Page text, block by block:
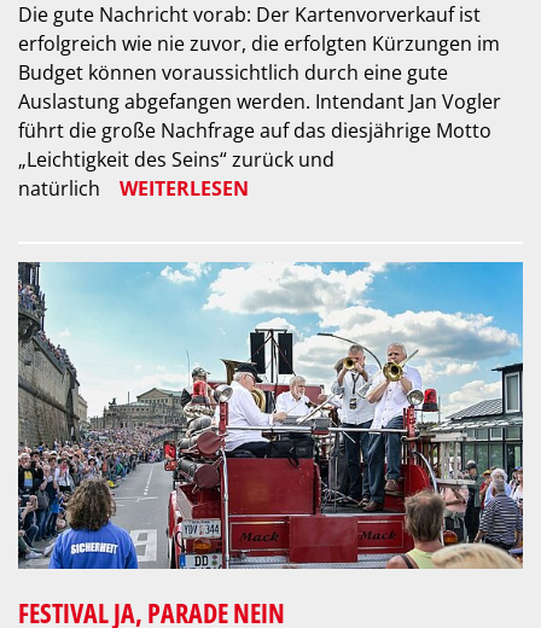
Die gute Nachricht vorab: Der Kartenvorverkauf ist
erfolgreich wie nie zuvor, die erfolgten Kürzungen im
Budget können voraussichtlich durch eine gute
Auslastung abgefangen werden. Intendant Jan Vogler
führt die große Nachfrage auf das diesjährige Motto
„Leichtigkeit des Seins“ zurück und
natürlich
WEITERLESEN
FESTIVAL JA, PARADE NEIN